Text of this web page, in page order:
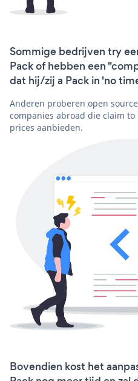
Sommige bedrijven try
Pack of hebben een
dat hij/zij a Pack in 'no
Anderen proberen open
companies abroad die claim to
prices aanbieden.
Bovendien kost het